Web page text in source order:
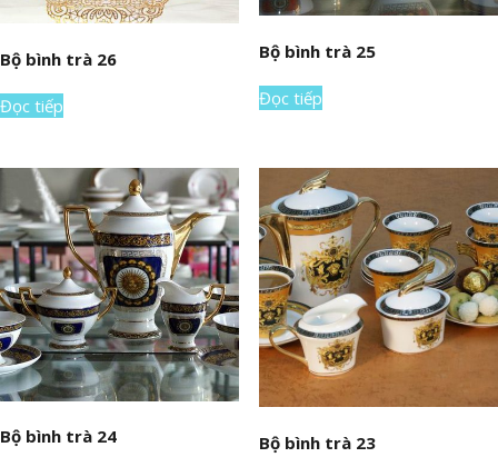
Bộ bình trà 26
Đọc tiếp
Bộ bình trà 25
Đọc tiếp
Bộ bình trà 24 Bộ bình trà 23